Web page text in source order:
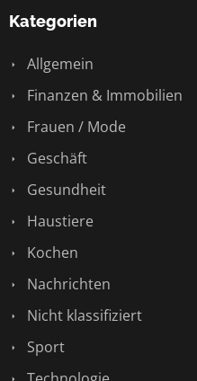
Kategorien
Allgemein
Finanzen & Immobilien
Frauen / Mode
Geschäft
Gesundheit
Haustiere
Kochen
Nachrichten
Nicht klassifiziert
Sport